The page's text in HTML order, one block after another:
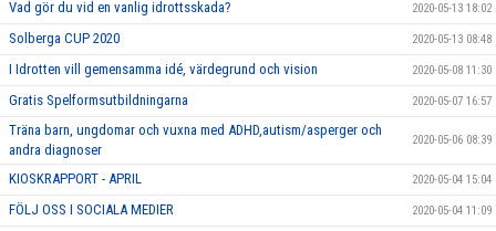
Vad gör du vid en vanlig idrottsskada? 2020-05-13 18:02
Solberga CUP 2020 2020-05-13 08:48
I Idrotten vill gemensamma idé, värdegrund och vision 2020-05-08 11:30
Gratis Spelformsutbildningarna 2020-05-07 16:57
Träna barn, ungdomar och vuxna med ADHD,autism/asperger och
andra diagnoser
2020-05-06 08:39
KIOSKRAPPORT - APRIL 2020-05-04 15:04
FÖLJ OSS I SOCIALA MEDIER 2020-05-04 11:09